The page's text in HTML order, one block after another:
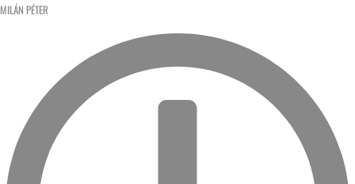
MILÁN PÉTER